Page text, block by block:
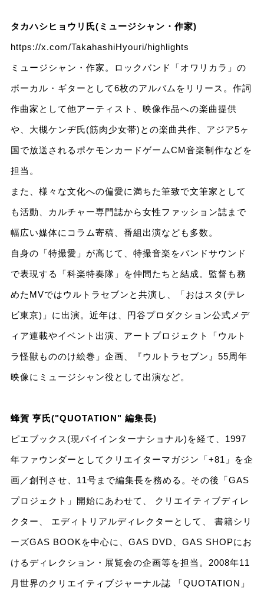
タカハシヒョウリ氏(ミュージシャン・作家)
https://x.com/TakahashiHyouri/highlights
ミュージシャン・作家。ロックバンド「オワリカラ」の
ボーカル・ギターとして6枚のアルバムをリリース。作詞
作曲家として他アーティスト、映像作品への楽曲提供
や、大槻ケンヂ氏(筋肉少女帯)との楽曲共作、アジア5ヶ
国で放送されるポケモンカードゲームCM音楽制作などを
担当。
また、様々な文化への偏愛に満ちた筆致で文筆家として
も活動、カルチャー専門誌から女性ファッション誌まで
幅広い媒体にコラム寄稿、番組出演なども多数。
自身の「特撮愛」が高じて、特撮音楽をバンドサウンド
で表現する「科楽特奏隊」を仲間たちと結成。監督も務
めたMVではウルトラセブンと共演し、「おはスタ(テレ
ビ東京)」に出演。近年は、円谷プロダクション公式メデ
ィア連載やイベント出演、アートプロジェクト「ウルト
ラ怪獣もののけ絵巻」企画、『ウルトラセブン』55周年
映像にミュージシャン役として出演など。
蜂賀 亨氏("QUOTATION" 編集長)
ピエブックス(現パイインターナショナル)を経て、1997
年ファウンダーとしてクリエイターマガジン「+81」を企
画／創刊させ、11号まで編集長を務める。その後「GAS
プロジェクト」開始にあわせて、 クリエイティブディレ
クター、 エディトリアルディレクターとして、 書籍シリ
ーズGAS BOOKを中心に、GAS DVD、GAS SHOPにお
けるディレクション・展覧会の企画等を担当。2008年11
月世界のクリエイティブジャーナル誌 「QUOTATION」